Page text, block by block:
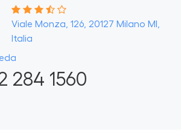
Viale Monza, 126, 20127 Milano MI,
Italia
284 1560